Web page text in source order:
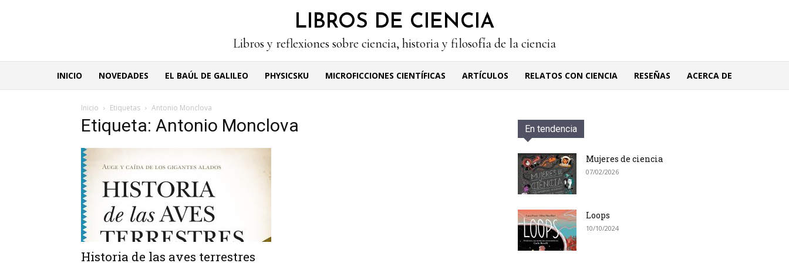
LIBROS DE CIENCIA
Libros y reflexiones sobre ciencia, historia y filosofía de la ciencia
INICIO NOVEDADES EL BAÚL DE GALILEO PHYSICSKU MICROFICCIONES CIENTÍFICAS ARTÍCULOS RELATOS CON CIENCIA RESEÑAS ACERCA DE
Inicio Etiquetas Antonio Monclova
Etiqueta: Antonio Monclova
Historia de las aves terrestres
En tendencia
Mujeres de ciencia
07/02/2026
Loops
10/10/2024